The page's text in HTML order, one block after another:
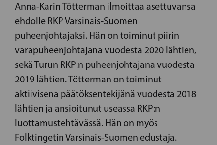
Anna-Karin Tötterman ilmoittaa asettuvansa
ehdolle RKP Varsinais-Suomen
puheenjohtajaksi. Hän on toiminut piirin
varapuheenjohtajana vuodesta 2020 lähtien,
sekä Turun RKP:n puheenjohtajana vuodesta
2019 lähtien. Tötterman on toiminut
aktiivisena päätöksentekijänä vuodesta 2018
lähtien ja ansioitunut useassa RKP:n
luottamustehtävässä. Hän on myös
Folktingetin Varsinais-Suomen edustaja.